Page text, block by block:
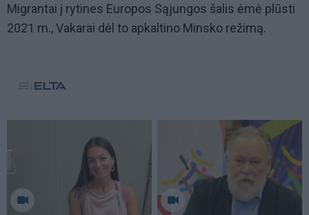
Migrantai į rytines Europos Sąjungos šalis ėmė plūsti
2021 m., Vakarai dėl to apkaltino Minsko režimą.